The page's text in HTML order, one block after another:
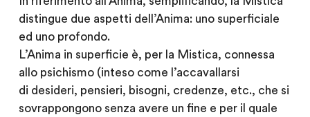
distingue due aspetti dell’Anima: uno superficiale
ed uno profondo.
L’Anima in superficie è, per la Mistica, connessa
allo psichismo (inteso come l’accavallarsi
di desideri, pensieri, bisogni, credenze, etc., che si
sovrappongono senza avere un fine e per il quale